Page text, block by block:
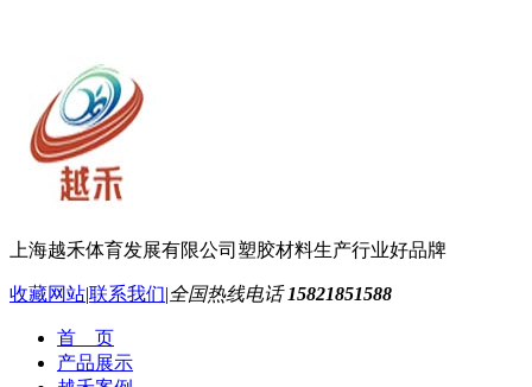
上海越禾体育发展有限公司 塑胶材料生产行业好品牌
收藏网站|联系我们|全国热线电话15821851588
首 页
产品展示